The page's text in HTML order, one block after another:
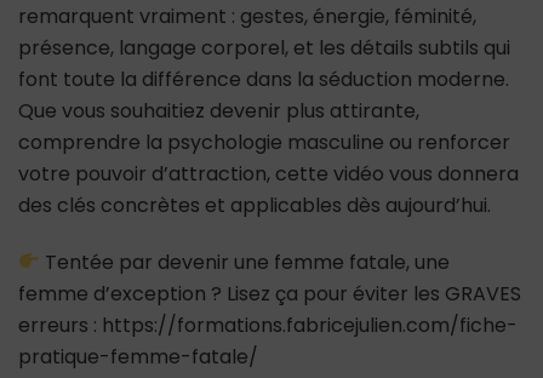
remarquent vraiment : gestes, énergie, féminité,
présence, langage corporel, et les détails subtils qui
font toute la différence dans la séduction moderne.
Que vous souhaitiez devenir plus attirante,
comprendre la psychologie masculine ou renforcer
votre pouvoir d’attraction, cette vidéo vous donnera
des clés concrètes et applicables dès aujourd’hui.
Tentée par devenir une femme fatale, une
femme d’exception ? Lisez ça pour éviter les GRAVES
erreurs : https://formations.fabricejulien.com/fiche-
pratique-femme-fatale/